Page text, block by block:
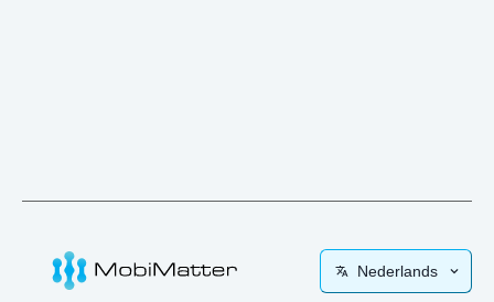
Nederlands